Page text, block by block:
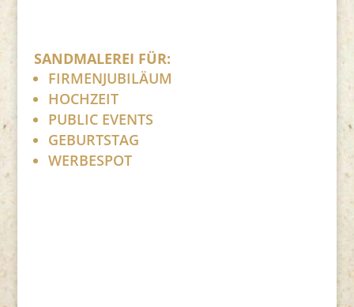
SANDMALEREI FÜR:
FIRMENJUBILÄUM
HOCHZEIT
PUBLIC EVENTS
GEBURTSTAG
WERBESPOT